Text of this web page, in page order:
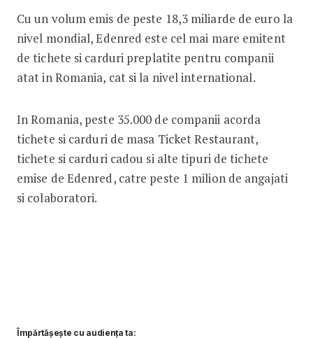
Cu un volum emis de peste 18,3 miliarde de euro la
nivel mondial, Edenred este cel mai mare emitent
de tichete si carduri preplatite pentru companii
atat in Romania, cat si la nivel international.
In Romania, peste 35.000 de companii acorda
tichete si carduri de masa Ticket Restaurant,
tichete si carduri cadou si alte tipuri de tichete
emise de Edenred, catre peste 1 milion de angajati
si colaboratori.
Împărtășește cu audiența ta: